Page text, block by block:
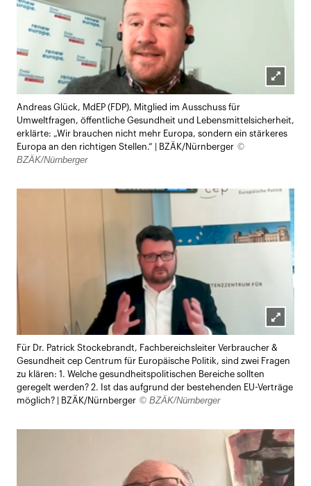
Andreas Glück, MdEP (FDP), Mitglied im Ausschuss für
Umweltfragen, öffentliche Gesundheit und Lebensmittelsicherheit,
erklärte: „Wir brauchen nicht mehr Europa, sondern ein stärkeres
Europa an den richtigen Stellen.“ | BZÄK/Nürnberger ©
BZÄK/Nürnberger
öffnen
Für Dr. Patrick Stockebrandt, Fachbereichsleiter Verbraucher &
Gesundheit cep Centrum für Europäische Politik, sind zwei Fragen
zu klären: 1. Welche gesundheitspolitischen Bereiche sollten
geregelt werden? 2. Ist das aufgrund der bestehenden EU-Verträge
möglich? | BZÄK/Nürnberger © BZÄK/Nürnberger